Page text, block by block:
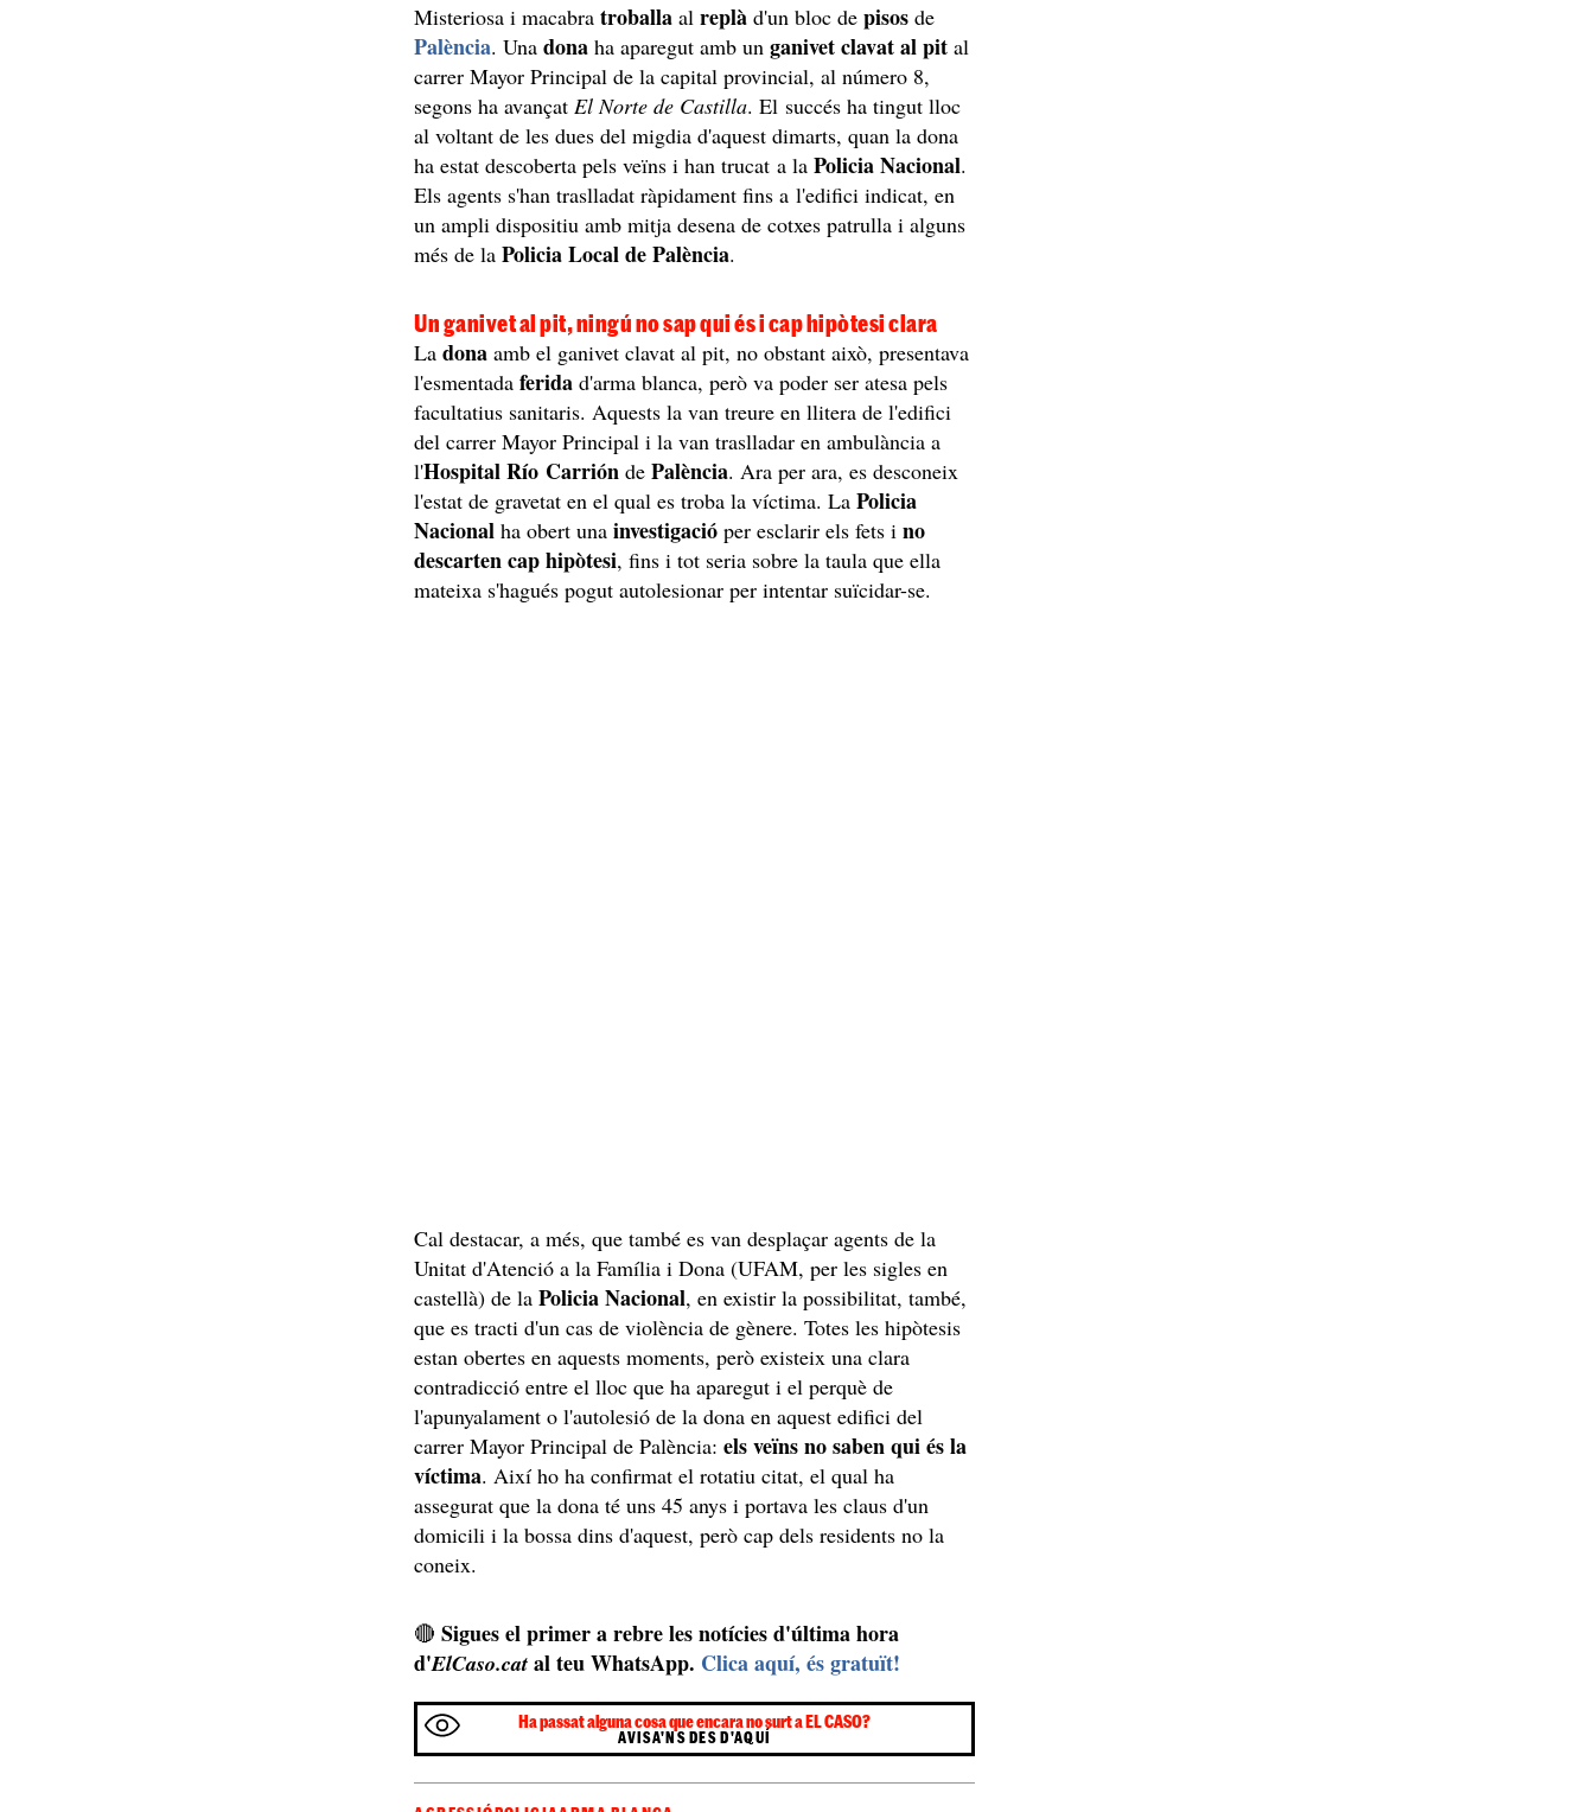
Misteriosa i macabratroballa alreplà d'un bloc depisos de
Palència. Unadona ha aparegut amb unganivet clavat al pit al
carrer Mayor Principal de la capital provincial, al número 8,
segons ha avançatEl Norte de Castilla. El succés ha tingut lloc
al voltant de les dues del migdia d'aquest dimarts, quan la dona
ha estat descoberta pels veïns i han trucat a laPolicia Nacional.
Els agents s'han traslladat ràpidament fins a l'edifici indicat, en
un ampli dispositiu amb mitja desena de cotxes patrulla i alguns
més de laPolicia Local de Palència.
Un ganivet al pit, ningú no sap qui és i cap hipòtesi clara
Ladona amb el ganivet clavat al pit, no obstant això, presentava
l'esmentadaferida d'arma blanca, però va poder ser atesa pels
facultatius sanitaris. Aquests la van treure en llitera de l'edifici
del carrer Mayor Principal i la van traslladar en ambulància a
l'Hospital Río Carrión dePalència. Ara per ara, es desconeix
l'estat de gravetat en el qual es troba la víctima. LaPolicia
Nacional ha obert unainvestigació per esclarir els fets ino
descarten cap hipòtesi, fins i tot seria sobre la taula que ella
mateixa s'hagués pogut autolesionar per intentar suïcidar-se.
Cal destacar, a més, que també es van desplaçar agents de la
Unitat d'Atenció a la Família i Dona (UFAM, per les sigles en
castellà) de laPolicia Nacional, en existir la possibilitat, també,
que es tracti d'un cas de violència de gènere. Totes les hipòtesis
estan obertes en aquests moments, però existeix una clara
contradicció entre el lloc que ha aparegut i el perquè de
l'apunyalament o l'autolesió de la dona en aquest edifici del
carrer Mayor Principal de Palència:els veïns no saben qui és la
víctima. Així ho ha confirmat el rotatiu citat, el qual ha
assegurat que la dona té uns 45 anys i portava les claus d'un
domicili i la bossa dins d'aquest, però cap dels residents no la
coneix.
🔴Sigues el primer a rebre les notícies d'última hora
d'ElCaso.cat al teu WhatsApp. Clica aquí, és gratuït!
Ha passat alguna cosa que encara no surt a EL CASO?
AVISA'NS DES D'AQUÍ